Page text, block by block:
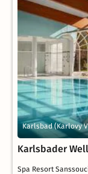
Karlsbad (Karlovy
Karlsbader
Spa Resort